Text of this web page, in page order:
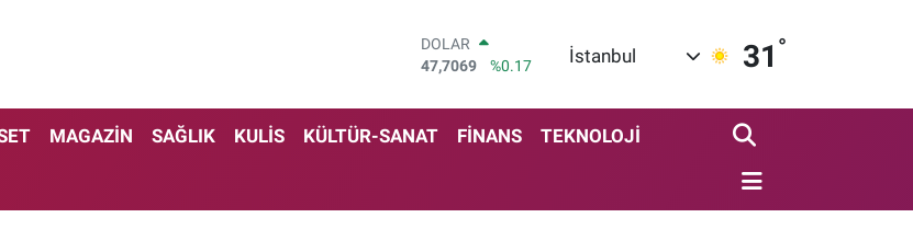
DOLAR
47,7069
%0.17
55,0265
%0.01
STERLİN
İstanbul 31 °
MAGAZİN SAĞLIK KULİS KÜLTÜR-SANAT FİNANS TEKNOLOJİ